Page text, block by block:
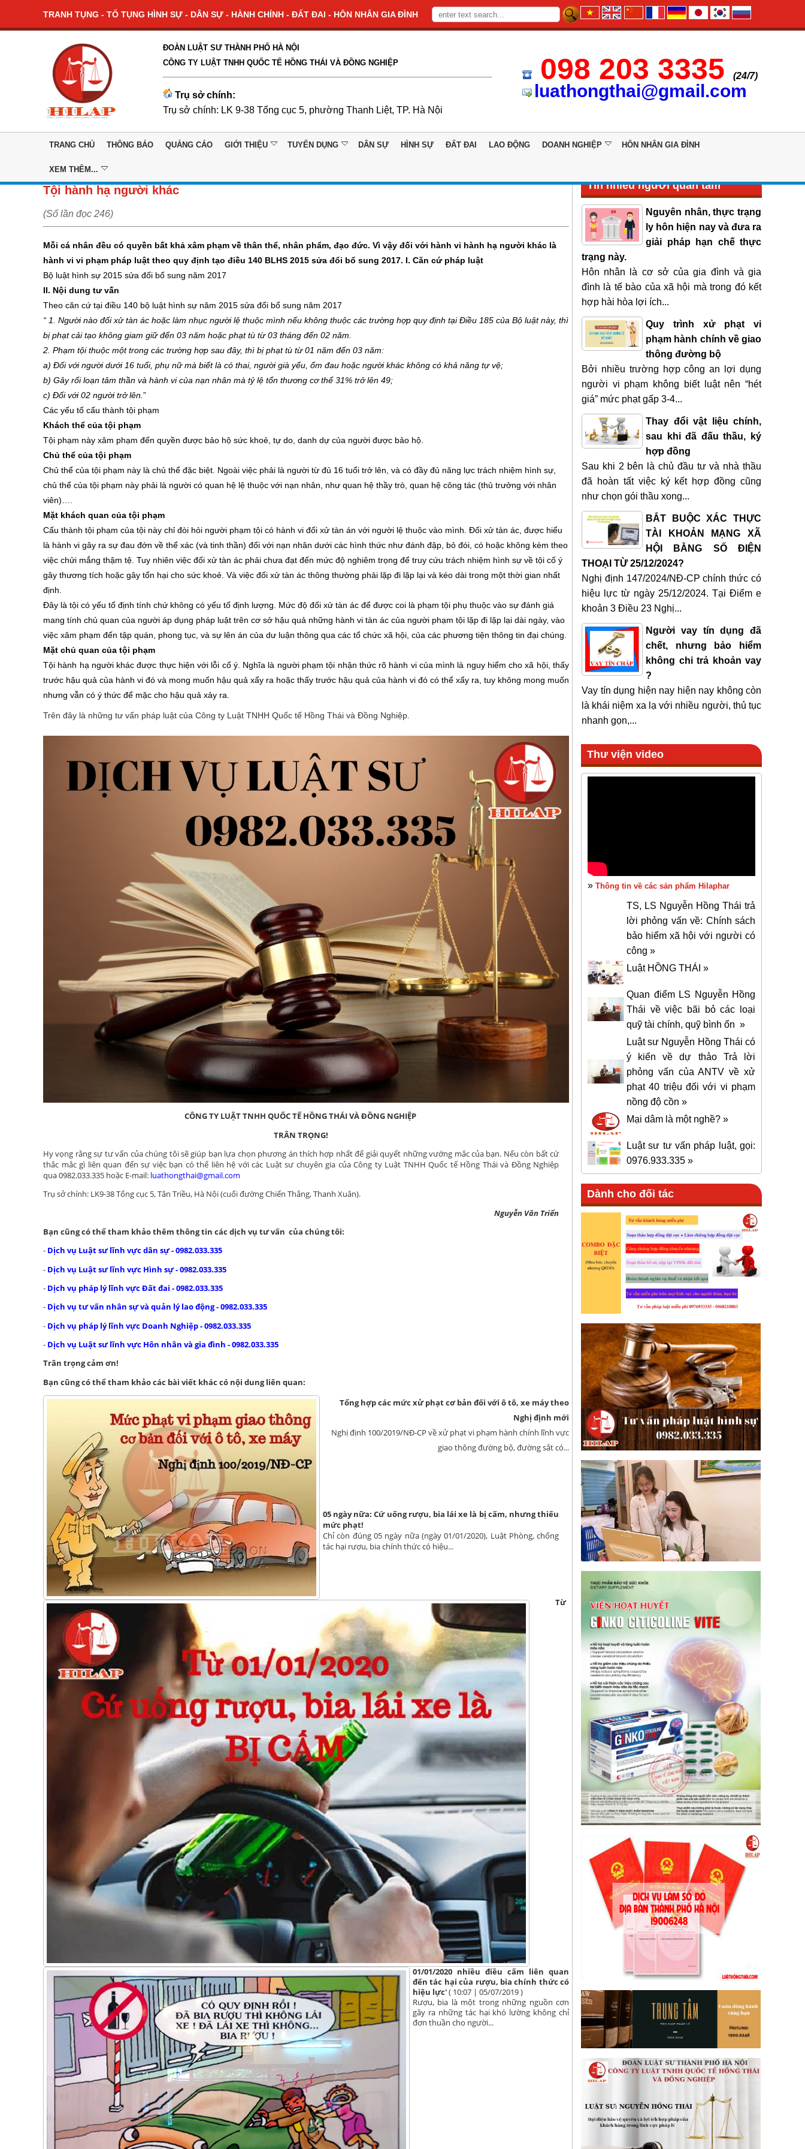
TRANH TỤNG - TỐ TỤNG HÌNH SỰ - DÂN SỰ - HÀNH CHÍNH - ĐẤT ĐAI - HÔN NHÂN GIA ĐÌNH
ĐOÀN LUẬT SƯ THÀNH PHỐ HÀ NỘI
CÔNG TY LUẬT TNHH QUỐC TẾ HỒNG THÁI VÀ ĐỒNG NGHIỆP
Trụ sở chính:
Trụ sở chính: LK 9-38 Tổng cục 5, phường Thanh Liệt, TP. Hà Nội
098 203 3335 (24/7)
luathongthai@gmail.com
TRANG CHỦ THÔNG BÁO QUẢNG CÁO GIỚI THIỆU TUYỂN DỤNG DÂN SỰ HÌNH SỰ ĐẤT ĐAI LAO ĐỘNG DOANH NGHIỆP HÔN NHÂN GIA ĐÌNH
XEM THÊM...
Tội hành hạ người khác
(Số lần đọc 246)
Mỗi cá nhân đều có quyền bất khả xâm phạm về thân thể, nhân phẩm, đạo đức. Vì vậy đối với hành vi hành hạ người khác là
hành vi vi phạm pháp luật theo quy định tạo điều 140 BLHS 2015 sửa đổi bổ sung 2017. I. Căn cứ pháp luật
Bộ luật hình sự 2015 sửa đổi bổ sung năm 2017
II. Nội dung tư vấn
Theo căn cứ tại điều 140 bộ luật hình sự năm 2015 sửa đổi bổ sung năm 2017
“ 1. Người nào đối xử tàn ác hoặc làm nhục người lệ thuộc mình nếu không thuộc các trường hợp quy định tại Điều 185 của Bộ luật này, thì
bị phạt cải tạo không giam giữ đến 03 năm hoặc phạt tù từ 03 tháng đến 02 năm.
2. Phạm tội thuộc một trong các trường hợp sau đây, thì bị phạt tù từ 01 năm đến 03 năm:
a) Đối với người dưới 16 tuổi, phụ nữ mà biết là có thai, người già yếu, ốm đau hoặc người khác không có khả năng tự vệ;
b) Gây rối loạn tâm thần và hành vi của nạn nhân mà tỷ lệ tổn thương cơ thể 31% trở lên 49;
c) Đối với 02 người trở lên. ”
Các yếu tố cấu thành tội phạm
Khách thể của tội phạm
Tội phạm này xâm phạm đến quyền được bảo hộ sức khoẻ, tự do, danh dự của người được bảo hộ.
Chủ thể của tội phạm
Chủ thể của tội phạm này là chủ thể đặc biệt. Ngoài việc phải là người từ đủ 16 tuổi trở lên, và có đầy đủ năng lực trách nhiệm hình sự,
chủ thể của tội phạm này phải là người có quan hệ lệ thuộc với nạn nhân, như quan hệ thầy trò, quan hệ công tác (thủ trưởng với nhân
viên)….
Mặt khách quan của tội phạm
Cấu thành tội phạm của tội này chỉ đòi hỏi người phạm tội có hành vi đối xử tàn án với người lệ thuộc vào mình. Đối xử tàn ác, được hiểu
là hành vi gây ra sự đau đớn về thể xác (và tinh thần) đối với nạn nhân dưới các hình thức như đánh đập, bỏ đói, có hoặc không kèm theo
việc chửi mắng thậm tệ. Tuy nhiên việc đối xử tàn ác phải chưa đạt đến mức độ nghiêm trọng để truy cứu trách nhiệm hình sự về tội cố ý
gây thương tích hoặc gây tổn hại cho sức khoẻ. Và việc đối xử tàn ác thông thường phải lặp đi lặp lại và kéo dài trong một thời gian nhất
định.
Đây là tội có yếu tố định tính chứ không có yếu tố định lượng. Mức độ đối xử tàn ác để được coi là phạm tội phụ thuộc vào sự đánh giá
mang tính chủ quan của người áp dụng pháp luật trên cơ sở hậu quả những hành vi tàn ác của người phạm tội lặp đi lặp lại dài ngày, vào
việc xâm phạm đến tập quán, phong tục, và sự lên án của dư luận thông qua các tổ chức xã hội, của các phương tiện thông tin đại chúng.
Mặt chủ quan của tội phạm
Tội hành hạ người khác được thực hiện với lỗi cố ý. Nghĩa là người phạm tội nhận thức rõ hành vi của mình là nguy hiểm cho xã hội, thấy
trước hậu quả của hành vi đó và mong muốn hậu quả xẩy ra hoặc thấy trước hậu quả của hành vi đó có thể xẩy ra, tuy không mong muốn
nhưng vẫn có ý thức để mặc cho hậu quả xảy ra.
Trên đây là những tư vấn pháp luật của Công ty Luật TNHH Quốc tế Hồng Thái và Đồng Nghiệp.
CÔNG TY LUẬT TNHH QUỐC TẾ HỒNG THÁI VÀ ĐỒNG NGHIỆP
TRÂN TRỌNG!
Hy vọng rằng sự tư vấn của chúng tôi sẽ giúp bạn lựa chọn phương án thích hợp nhất để giải quyết những vướng mắc của bạn. Nếu còn bất cứ
thắc mắc gì liên quan đến sự việc bạn có thể liên hệ vớicác Luật sư chuyên gia của Công ty Luật TNHH Quốc tế Hồng Thái và Đồng Nghiệp
qua0982.033.335 hoặc E-mail: luathongthai@gmail.com
Trụ sở chính: LK9-38 Tổng cục 5, Tân Triều, Hà Nội (cuối đường Chiến Thắng, Thanh Xuân).
Nguyễn Văn Triển
Bạn cũng có thể tham khảo thêm thông tin các dịch vụ tư vấn của chúng tôi:
- Dịch vụ Luật sư lĩnh vực dân sự - 0982.033.335
- Dịch vụ Luật sư lĩnh vực Hình sự - 0982.033.335
- Dịch vụ pháp lý lĩnh vực Đất đai - 0982.033.335
- Dịch vụ tư vấn nhân sự và quản lý lao động - 0982.033.335
- Dịch vụ pháp lý lĩnh vực Doanh Nghiệp - 0982.033.335
- Dịch vụ Luật sư lĩnh vực Hôn nhân và gia đình - 0982.033.335
Trân trọng cảm ơn!
Bạn cũng có thể tham khảo các bài viết khác có nội dung liên quan:
Tổng hợp các mức xử phạt cơ bản đối với ô tô, xe máy theo
Nghị định mới
Nghị định 100/2019/NĐ-CP về xử phạt vi phạm hành chính lĩnh vực
giao thông đường bộ, đường sắt có...
05 ngày nữa: Cứ uống rượu, bia lái xe là bị cấm, nhưng thiếu
mức phạt!
Chỉ còn đúng 05 ngày nữa (ngày 01/01/2020), Luật Phòng, chống
tác hại rượu, bia chính thức có hiệu...
Từ
01/01/2020 nhiều điều cấm liên quan
đến tác hại của rượu, bia chính thức có
hiệu lực'( 10:07 | 05/07/2019 )
Rượu, bia là một trong những nguồn cơn
gây ra những tác hại khó lường không chỉ
đơn thuần cho người...
Tin nhiều người quan tâm
Nguyên nhân, thực trạng
ly hôn hiện nay và đưa ra
giải pháp hạn chế thực
trạng này.
Hôn nhân là cơ sở của gia đình và gia
đình là tế bào của xã hội mà trong đó kết
hợp hài hòa lợi ích...
Quy trình xử phạt vi
phạm hành chính về giao
thông đường bộ
Bởi nhiều trường hợp công an lợi dụng
người vi phạm không biết luật nên “hét
giá” mức phạt gấp 3-4...
Thay đổi vật liệu chính,
sau khi đã đấu thầu, ký
hợp đồng
Sau khi 2 bên là chủ đầu tư và nhà thầu
đã hoàn tất việc ký kết hợp đồng cũng
như chọn gói thầu xong...
BẮT BUỘC XÁC THỰC
TÀI KHOẢN MẠNG XÃ
HỘI BẰNG SỐ ĐIỆN
THOẠI TỪ 25/12/2024?
Nghị định 147/2024/NĐ-CP chính thức có
hiệu lực từ ngày 25/12/2024. Tại Điểm e
khoản 3 Điều 23 Nghị...
Người vay tín dụng đã
chết, nhưng bảo hiểm
không chi trả khoản vay
?
Vay tín dụng hiện nay hiện nay không còn
là khái niệm xa lạ với nhiều người, thủ tục
nhanh gọn,...
Thư viện video
» Thông tin về các sản phẩm Hilaphar
TS, LS Nguyễn Hồng Thái trả
lời phỏng vấn về: Chính sách
bảo hiểm xã hội với người có
công »
Luật HỒNG THÁI »
Quan điểm LS Nguyễn Hồng
Thái về việc bãi bỏ các loại
quỹ tài chính, quỹ bình ổn »
Luật sư Nguyễn Hồng Thái có
ý kiến về dự thảo Trả lời
phỏng vấn của ANTV về xử
phạt 40 triệu đối với vi phạm
nồng độ cồn »
Mại dâm là một nghề? »
Luật sư tư vấn pháp luật, gọi:
0976.933.335 »
Dành cho đối tác